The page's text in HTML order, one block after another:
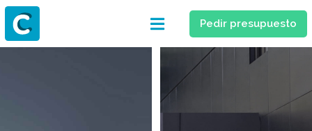
Pedir presupuesto